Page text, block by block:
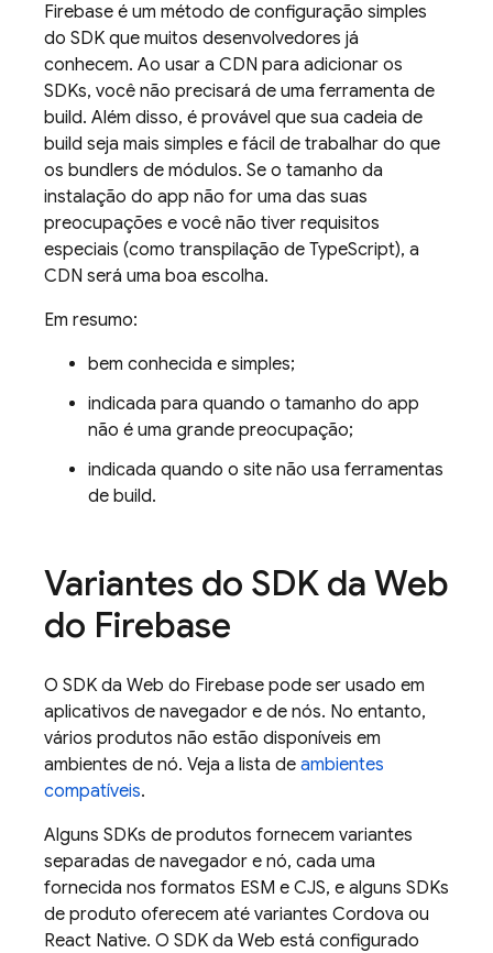
Firebase é um método de configuração simples
do SDK que muitos desenvolvedores já
conhecem. Ao usar a CDN para adicionar os
SDKs, você não precisará de uma ferramenta de
build. Além disso, é provável que sua cadeia de
build seja mais simples e fácil de trabalhar do que
os bundlers de módulos. Se o tamanho da
instalação do app não for uma das suas
preocupações e você não tiver requisitos
especiais (como transpilação de TypeScript), a
CDN será uma boa escolha.
Em resumo:
bem conhecida e simples;
indicada para quando o tamanho do app
não é uma grande preocupação;
indicada quando o site não usa ferramentas
de build.
Variantes do SDK da Web
do Firebase
O SDK da Web do Firebase pode ser usado em
aplicativos de navegador e de nós. No entanto,
vários produtos não estão disponíveis em
ambientes de nó. Veja a lista de ambientes
compatíveis.
Alguns SDKs de produtos fornecem variantes
separadas de navegador e nó, cada uma
fornecida nos formatos ESM e CJS, e alguns SDKs
de produto oferecem até variantes Cordova ou
React Native. O SDK da Web está configurado